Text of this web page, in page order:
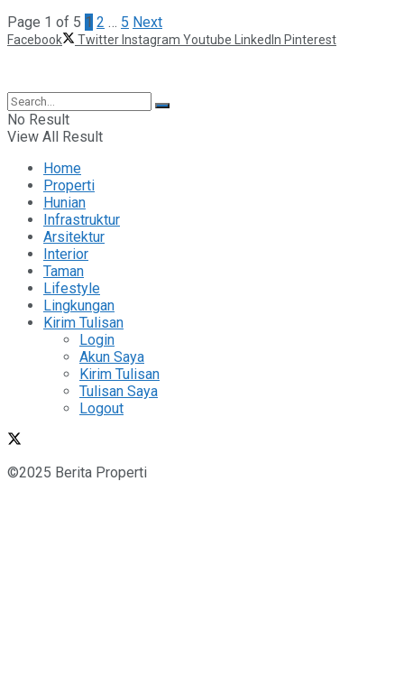
Page 1 of 5 1 2 … 5 Next
Facebook Twitter Instagram Youtube LinkedIn Pinterest
No Result
View All Result
Home
Properti
Hunian
Infrastruktur
Arsitektur
Interior
Taman
Lifestyle
Lingkungan
Kirim Tulisan
Login
Akun Saya
Kirim Tulisan
Tulisan Saya
Logout
©2025 Berita Properti